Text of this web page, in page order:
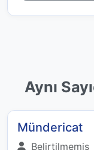
Aynı
Mündericat
Belirtilmemiş